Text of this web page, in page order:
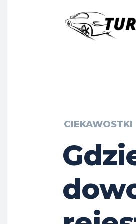
CIEKAWOSTKI